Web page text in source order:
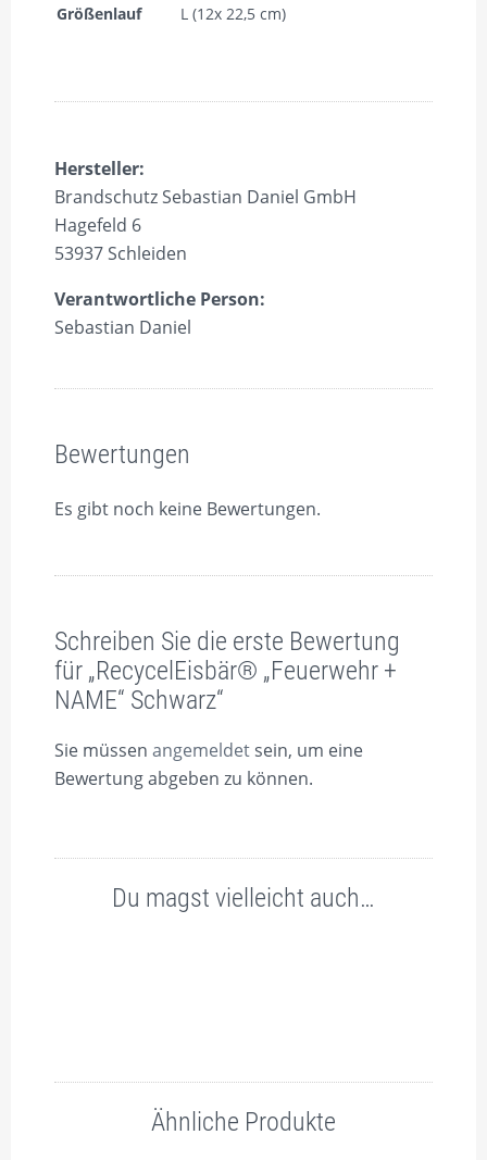
Größenlauf L (12x 22,5 cm)
Hersteller:
Brandschutz Sebastian Daniel GmbH
Hagefeld 6
53937 Schleiden
Verantwortliche Person:
Sebastian Daniel
Bewertungen
Es gibt noch keine Bewertungen.
Schreiben Sie die erste Bewertung
für „RecycelEisbär® „Feuerwehr +
NAME“ Schwarz“
Sie müssen angemeldetsein, um eine
Bewertung abgeben zu können.
Du magst vielleicht auch…
Ähnliche Produkte